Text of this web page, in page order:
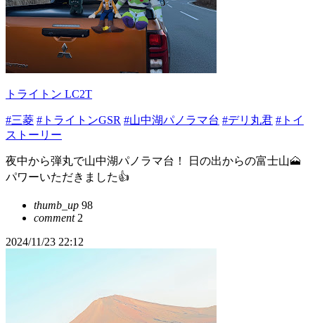
トライトン LC2T
#三菱 #トライトンGSR #山中湖パノラマ台 #デリ丸君 #トイ
ストーリー
夜中から弾丸で山中湖パノラマ台！ 日の出からの富士山🗻
パワーいただきました👍
thumb_up 98
comment2
2024/11/23 22:12